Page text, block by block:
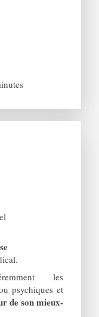
les
psychiques et
de son mieux-